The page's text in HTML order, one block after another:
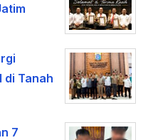
di Tanah
7